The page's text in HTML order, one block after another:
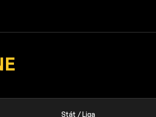
Stát / Liga